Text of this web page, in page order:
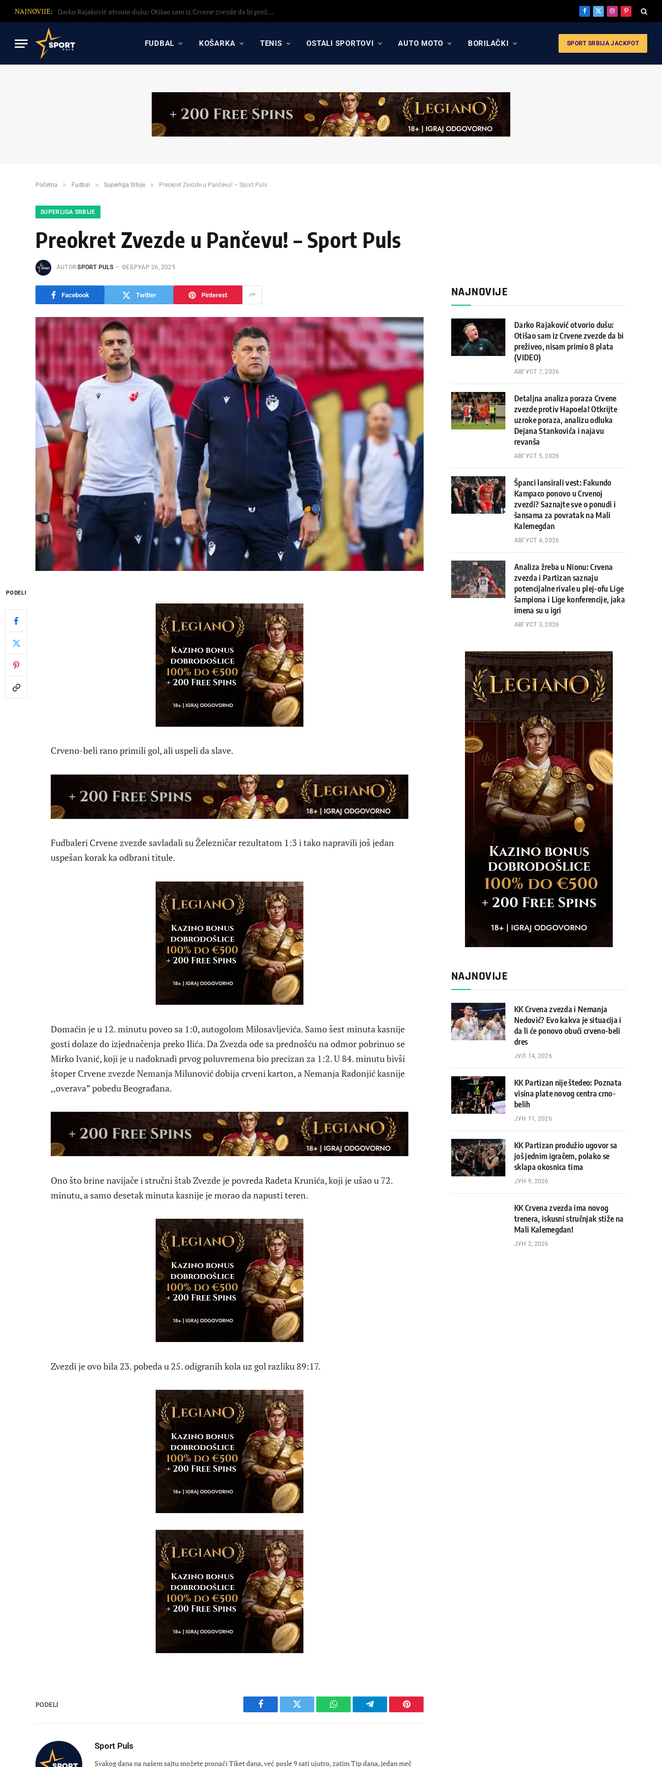
NAJNOVIJE: Detaljna analiza poraza Crvene zvezde protiv Hapoela! Otkrijte uzroke poraza, analizu odluka Dejana Stankovića i najavu revanša Facebook
X
Instagram
Pinterest
FUDBAL KOŠARKA TENIS OSTALI SPORTOVI AUTO MOTO BORILAČKI SPORT SRBIJA JACKPOT
Početna » Fudbal » Superliga Srbije » Preokret Zvezde u Pančevu! – Sport Puls
SUPERLIGA SRBIJE
Preokret Zvezde u Pančevu! – Sport Puls
AUTOR SPORT PULS ФЕБРУАР 26, 2025
Facebook Twitter Pinterest
PODELI
Crveno-beli rano primili gol, ali uspeli da slave.
Fudbaleri Crvene zvezde savladali su Železničar rezultatom 1:3 i tako napravili još jedan
uspešan korak ka odbrani titule.
Domaćin je u 12. minutu poveo sa 1:0, autogolom Milosavljevića. Samo šest minuta kasnije
gosti dolaze do izjednačenja preko Ilića. Da Zvezda ode sa prednošću na odmor pobrinuo se
Mirko Ivanić, koji je u nadoknadi prvog poluvremena bio precizan za 1:2. U 84. minutu bivši
štoper Crvene zvezde Nemanja Milunović dobija crveni karton, a Nemanja Radonjić kasnije
,,overava” pobedu Beograđana.
Ono što brine navijače i stručni štab Zvezde je povreda Radeta Krunića, koji je ušao u 72.
minutu, a samo desetak minuta kasnije je morao da napusti teren.
Zvezdi je ovo bila 23. pobeda u 25. odigranih kola uz gol razliku 89:17.
PODELI
Facebook Twitter WhatsAppTelegram Pinterest
Sport Puls
Svakog dana na našem sajtu možete pronaći Tiket dana, već posle 9 sati ujutro, zatim Tip dana, jedan meč
NAJNOVIJE
Darko Rajaković otvorio dušu:
Otišao sam iz Crvene zvezde da bi
preživeo, nisam primio 8 plata
(VIDEO)
АВГУСТ 7, 2026
Detaljna analiza poraza Crvene
zvezde protiv Hapoela! Otkrijte
uzroke poraza, analizu odluka
Dejana Stankovića i najavu
revanša
АВГУСТ 5, 2026
Španci lansirali vest: Fakundo
Kampaco ponovo u Crvenoj
zvezdi? Saznajte sve o ponudi i
šansama za povratak na Mali
Kalemegdan
АВГУСТ 4, 2026
Analiza žreba u Nionu: Crvena
zvezda i Partizan saznaju
potencijalne rivale u plej-ofu Lige
šampiona i Lige konferencije, jaka
imena su u igri
АВГУСТ 3, 2026
NAJNOVIJE
KK Crvena zvezda i Nemanja
Nedović? Evo kakva je situacija i
da li će ponovo obući crveno-beli
dres
ЈУЛ 14, 2026
KK Partizan nije štedeo: Poznata
visina plate novog centra crno-
belih
ЈУН 11, 2026
KK Partizan produžio ugovor sa
još jednim igračem, polako se
sklapa okosnica tima
ЈУН 9, 2026
KK Crvena zvezda ima novog
trenera, iskusni stručnjak stiže na
Mali Kalemegdan!
ЈУН 2, 2026